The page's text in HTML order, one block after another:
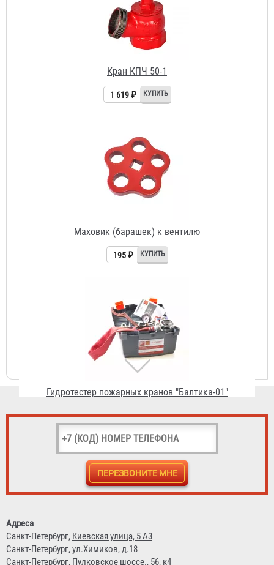
1 619 ₽
Маховик (барашек) к вентилю
195 ₽
Гидротестер пожарных кранов "Балтика-01"
6 890 ₽
Кран КПЛП 50-1
Адреса
Санкт-Петербург, Киевская улица, 5 А3
Санкт-Петербург,ул.Химиков, д.18
Санкт-Петербург, Пулковское шоссе., 56, к4